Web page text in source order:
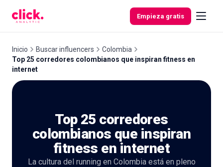
Empieza gratis
Funcionalidades
gratuitas
Inicio Buscar influencers
Colombia
Top 25 corredores colombianos que inspiran fitness en
internet
Top 25 corredores
colombianos que inspiran
fitness en internet
La cultura del running en Colombia está en pleno